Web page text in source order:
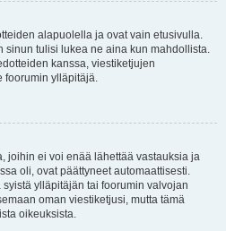
alapuolella ja ovat vain etusivulla.
sinun tulisi lukea ne aina kun mahdollista.
kanssa, viestiketjujen
foorumin ylläpitäjä.
joihin ei voi enää lähettää vastauksia ja
oli, ovat päättyneet automaattisesti.
ylläpitäjän tai foorumin valvojan
oman viestiketjusi, mutta tämä
oikeuksista.